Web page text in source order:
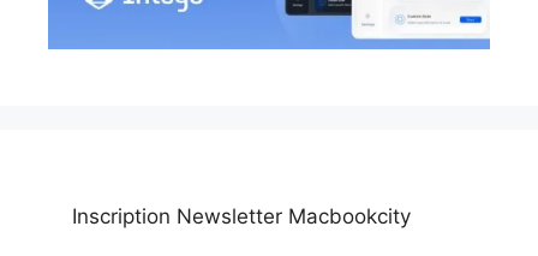
Inscription Newsletter Macbookcity